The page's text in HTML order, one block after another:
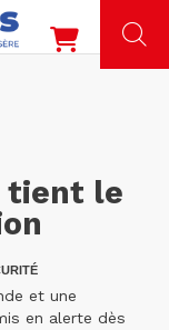
tient le
et une
en alerte dès